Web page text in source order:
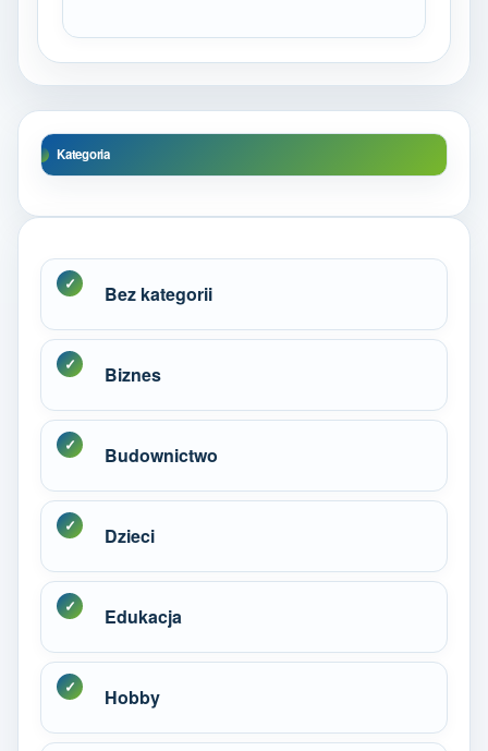
Kategoria
Bez kategorii
Biznes
Budownictwo
Dzieci
Edukacja
Hobby